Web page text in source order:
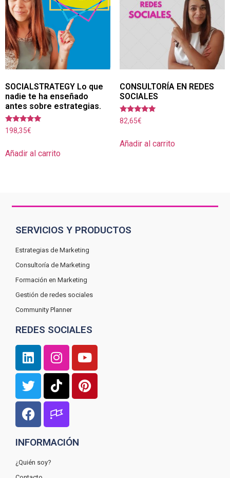
SOCIALSTRATEGY Lo que
nadie te ha enseñado
antes sobre estrategias.
Valorado con
5.00
198,35€
Añadir al carrito
CONSULTORÍA EN REDES
SOCIALES
Valorado con
5.00
82,65€
Añadir al carrito
SERVICIOS Y PRODUCTOS
Estrategias de Marketing
Consultoría de Marketing
Formación en Marketing
Gestión de redes sociales
Community Planner
REDES SOCIALES
INFORMACIÓN
¿Quién soy?